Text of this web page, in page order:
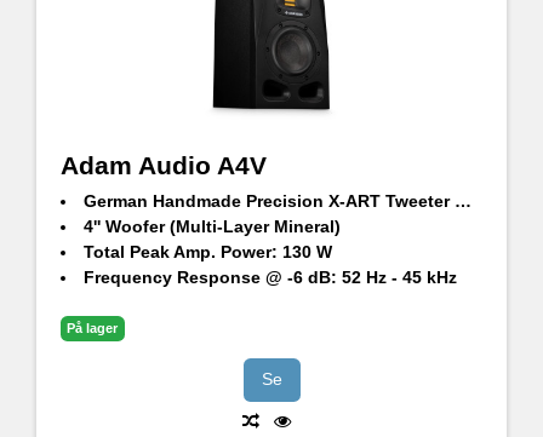
Adam Audio A4V
German Handmade Precision X-ART Tweeter with rotatable HPS waveguide
4'' Woofer (Multi-Layer Mineral)
Total Peak Amp. Power: 130 W
Frequency Response @ -6 dB: 52 Hz - 45 kHz
På lager
Se